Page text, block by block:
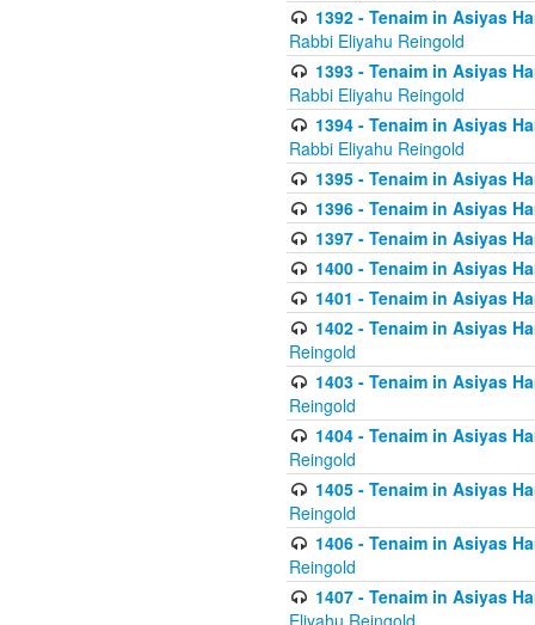
1392 - Tenaim in Asiyas
Rabbi Eliyahu Reingold
1393 - Tenaim in Asiyas
Rabbi Eliyahu Reingold
1394 - Tenaim in Asiyas
Rabbi Eliyahu Reingold
1395 - Tenaim in Asiyas
1396 - Tenaim in Asiyas
1397 - Tenaim in Asiyas
1400 - Tenaim in Asiyas
1401 - Tenaim in Asiyas
1402 - Tenaim in Asiyas
Reingold
1403 - Tenaim in Asiyas
Reingold
1404 - Tenaim in Asiyas
Reingold
1405 - Tenaim in Asiyas
Reingold
1406 - Tenaim in Asiyas
Reingold
1407 - Tenaim in Asiyas
Eliyahu Reingold